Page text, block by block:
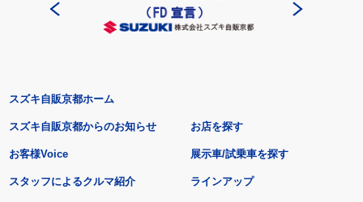
スズキ自販京都ホーム
スズキ自販京都からのお知らせ
お客様Voice
スタッフによるクルマ紹介
お店を探す
展示車/試乗車を探す
ラインアップ